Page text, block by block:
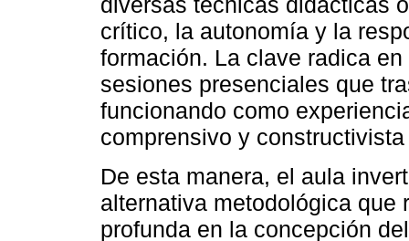
crítico, la autonomía y la
formación. La clave radica
sesiones presenciales que
funcionando como
comprensivo y
De esta manera, el aula
alternativa metodológica que
profunda en la concepción